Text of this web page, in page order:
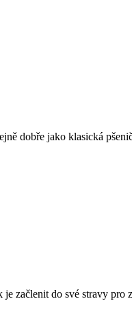
dobře jako klasická
začlenit do své stravy